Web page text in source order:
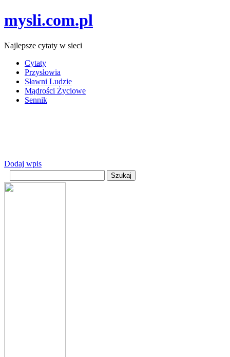
mysli.com.pl
Najlepsze cytaty w sieci
Cytaty
Przysłowia
Sławni Ludzie
Mądrości Życiowe
Sennik
Dodaj wpis